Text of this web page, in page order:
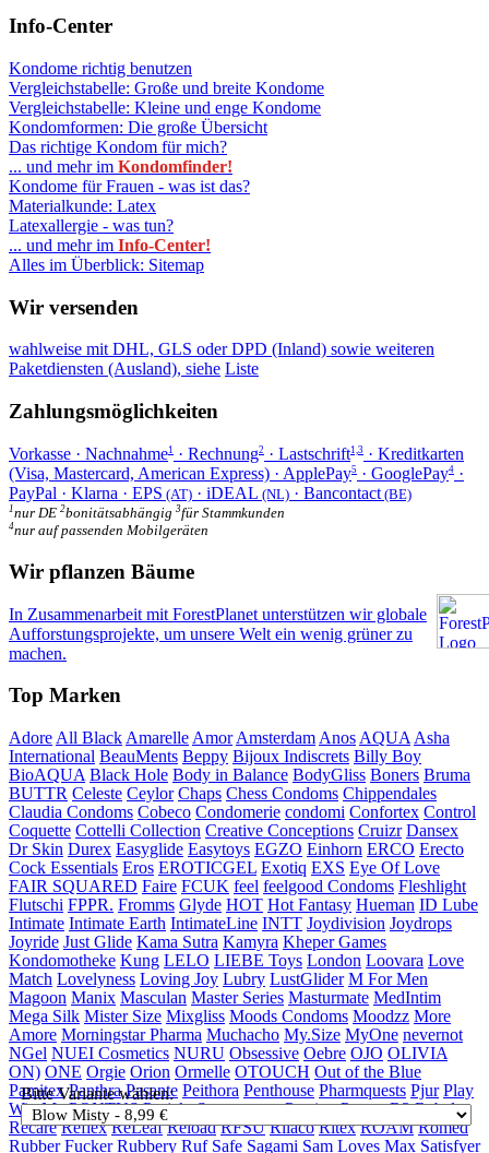
Bitte Variante wählen:
Info-Center
Kondome richtig benutzen
Vergleichstabelle: Große und breite Kondome
Vergleichstabelle: Kleine und enge Kondome
Kondomformen: Die große Übersicht
Das richtige Kondom für mich?
... und mehr im Kondomfinder!
Kondome für Frauen - was ist das?
Materialkunde: Latex
Latexallergie - was tun?
... und mehr im Info-Center!
Alles im Überblick: Sitemap
Wir versenden
wahlweise mit DHL, GLS oder DPD (Inland) sowie weiteren
Paketdiensten (Ausland), siehe Liste
Zahlungsmöglichkeiten
Vorkasse · Nachnahme1 · Rechnung2 · Lastschrift1,3 · Kreditkarten
(Visa, Mastercard, American Express) · ApplePay5 · GooglePay4 ·
PayPal · Klarna · EPS (AT) · iDEAL (NL) · Bancontact (BE)
1nur DE 2bonitätsabhängig 3für Stammkunden
4nur auf passenden Mobilgeräten
Wir pflanzen Bäume
In Zusammenarbeit mit ForestPlanet unterstützen wir globale
Aufforstungsprojekte, um unsere Welt ein wenig grüner zu
machen.
Top Marken
Adore All Black Amarelle Amor Amsterdam Anos AQUA Asha
International BeauMents Beppy Bijoux Indiscrets Billy Boy
BioAQUA Black Hole Body in Balance BodyGliss Boners Bruma
BUTTR Celeste Ceylor Chaps Chess Condoms Chippendales
Claudia Condoms Cobeco Condomerie condomi Confortex Control
Coquette Cottelli Collection Creative Conceptions Cruizr Dansex
Dr Skin Durex Easyglide Easytoys EGZO Einhorn ERCO Erecto
Cock Essentials Eros EROTICGEL Exotiq EXS Eye Of Love
FAIR SQUARED Faire FCUK feel feelgood Condoms Fleshlight
Flutschi FPPR. Fromms Glyde HOT Hot Fantasy Hueman ID Lube
Intimate Intimate Earth IntimateLine INTT Joydivision Joydrops
Joyride Just Glide Kama Sutra Kamyra Kheper Games
Kondomotheke Kung LELO LIEBE Toys London Loovara Love
Match Lovelyness Loving Joy Lubry LustGlider M For Men
Magoon Manix Masculan Master Series Masturmate MedIntim
Mega Silk Mister Size Mixgliss Moods Condoms Moodzz More
Amore Morningstar Pharma Muchacho My.Size MyOne nevernot
NGel NUEI Cosmetics NURU Obsessive Oebre OJO OLIVIA
ON) ONE Orgie Orion Ormelle OTOUCH Out of the Blue
Pamitex Panthra Pasante Peithora Penthouse Pharmquests Pjur Play
Wiv Me PONTUS Projekt Sexmuseum Prorino Protex R3 Rebel
Recare Reflex ReLeaf Reload RFSU Rilaco Ritex ROAM Romed
Rubber Fucker Rubbery Ruf Safe Sagami Sam Loves Max Satisfyer